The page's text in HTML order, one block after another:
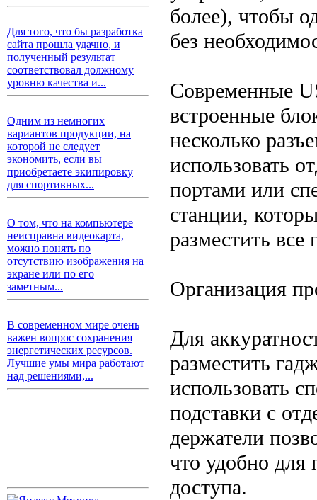
Для того, что бы разработка
сайта прошла удачно, и
полученный результат
соответствовал должному
уровню качества и...
Одним из немногих
вариантов продукции, на
которой не следует
экономить, если вы
приобретаете экипировку
для спортивных...
О том, что на компьютере
неисправна видеокарта,
можно понять по
отсутствию изображения на
экране или по его
заметным...
В современном мире очень
важен вопрос сохранения
энергетических ресурсов.
Лучшие умы мира работают
над решениями,...
более), чтобы
без
Современные
встроенные
несколько
использовать
портами или
станции,
разместить
Организация
Для
разместить
использовать
подставки с
держатели
что удобно для
доступа.